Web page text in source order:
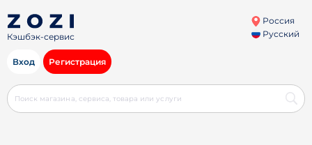
Кэшбэк-сервис
Россия
Русский
Вход Регистрация